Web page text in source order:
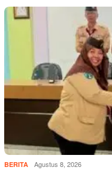
BERITA Agustus 8, 2026